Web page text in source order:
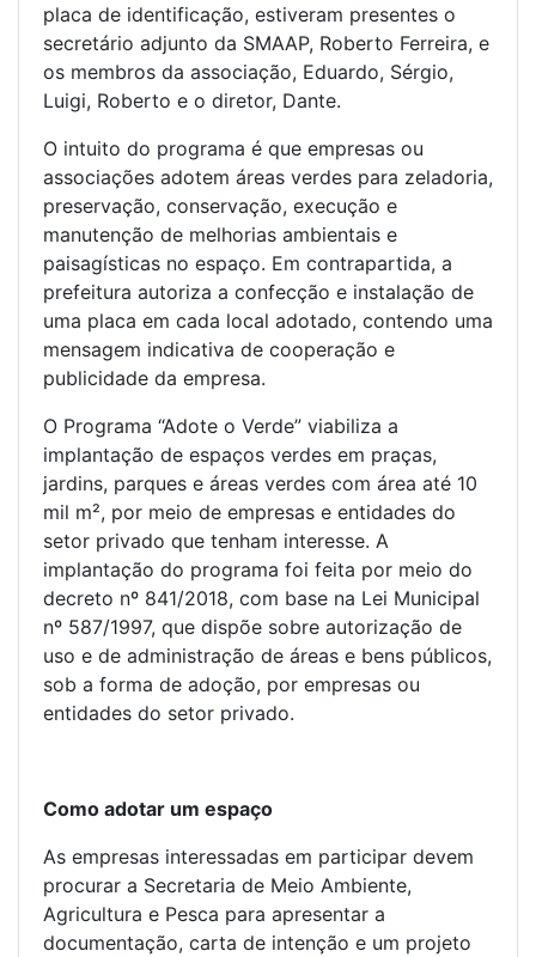
placa de identificação, estiveram presentes o
secretário adjunto da SMAAP, Roberto Ferreira, e
os membros da associação, Eduardo, Sérgio,
Luigi, Roberto e o diretor, Dante.
O intuito do programa é que empresas ou
associações adotem áreas verdes para zeladoria,
preservação, conservação, execução e
manutenção de melhorias ambientais e
paisagísticas no espaço. Em contrapartida, a
prefeitura autoriza a confecção e instalação de
uma placa em cada local adotado, contendo uma
mensagem indicativa de cooperação e
publicidade da empresa.
O Programa “Adote o Verde” viabiliza a
implantação de espaços verdes em praças,
jardins, parques e áreas verdes com área até 10
mil m², por meio de empresas e entidades do
setor privado que tenham interesse. A
implantação do programa foi feita por meio do
decreto nº 841/2018, com base na Lei Municipal
nº 587/1997, que dispõe sobre autorização de
uso e de administração de áreas e bens públicos,
sob a forma de adoção, por empresas ou
entidades do setor privado.
Como adotar um espaço
As empresas interessadas em participar devem
procurar a Secretaria de Meio Ambiente,
Agricultura e Pesca para apresentar a
documentação, carta de intenção e um projeto